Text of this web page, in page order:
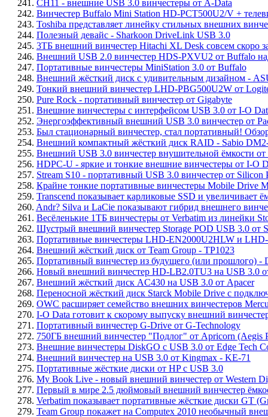
241. CH11 - внешние USB 3.0 винчестеры от A-Data
242. Винчестер Buffalo Mini Station HD-PCT500U2/V +
243. Toshiba представляет линейку стильных внешних
244. Полезный девайс - Sharkoon DriveLink USB 3.0
245. 3ТБ внешний винчестер Hitachi XL Desk совсем скоро
246. Внешний USB 2.0 винчестер HDS-PXVU2 от Buffalo
247. Портативные винчестеры MiniStation 3.0 от Buffalo
248. Внешний жёсткий диск с удивительным дизайном -
249. Тонкий внешний винчестер LHD-PBG500U2W от
250. Pure Rock - портативный винчестер от Gigabyte
251. Внешние винчестеры с интерфейсом USB 3.0 от I-O
252. Энергоэффективный внешний USB 3.0 винчестер от
253. Был стационарный винчестер, стал портативный!
254. Внешний компактный жёсткий диск RAID - Sabio
255. Внешний USB 3.0 винчестер внушительной ёмкости
256. HDPC-U - яркие и тонкие внешние винчестеры от I-O
257. Stream S10 - портативный USB 3.0 винчестер от Silicon
258. Крайне тонкие портативные винчестеры Mobile Drive
259. Transcend показывает карликовые SSD и увеличивает
260. Andr? Silva и LaCie показывают гибрид внешнего
261. Весёленькие 1ТБ винчестеры от Verbatim из линейки
262. Шустрый внешний винчестер Storage POD USB 3.0 от
263. Портативные винчестеры LHD-EN2000U2HLW и
264. Внешний жёсткий диск от Team Group - TP1023
265. Портативный винчестер из будущего (или прошлого) -
266. Новый внешний винчестер HD-LB2.0TU3 на USB 3.0
267. Внешний жёсткий диск AC430 на USB 3.0 от Apacer
268. Переносной жёсткий диск Starck Mobile Drive с
269. OWC расширяет семейство внешних винчестеров
270. I-O Data готовит к скорому выпуску внешний
271. Портативный винчестер G-Drive от G-Technology
272. 750ГБ внешний винчестер "Подлог" от Apricorn (Aegis
273. Внешние винчестеры DiskGO с USB 3.0 от Edge Tech
274. Внешний винчестер на USB 3.0 от Kingmax - KE-71
275. Портативные жёсткие диски от HP с USB 3.0
276. My Book Live - новый внешний винчестер от Western
277. Первый в мире 2.5 дюймовый внешний винчестер
278. Verbatim показывает портативные жёсткие диски GT
279. Team Group покажет на Computex 2010 необычный